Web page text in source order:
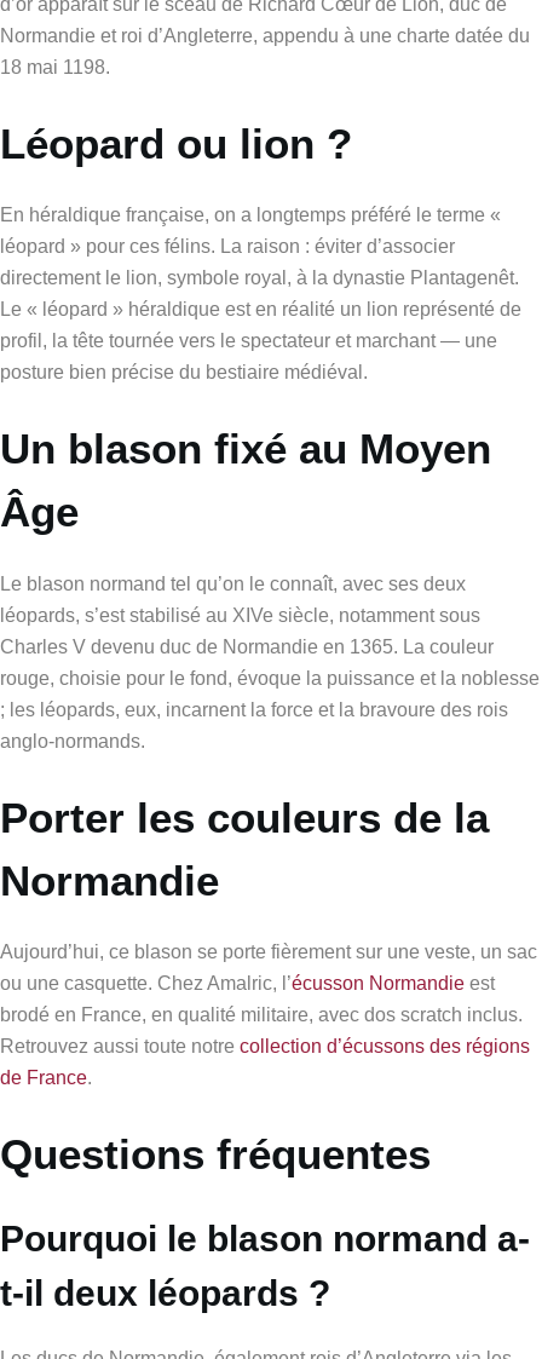
Normandie et roi d’Angleterre, appendu à une charte datée du
18 mai 1198.
Léopard ou lion ?
En héraldique française, on a longtemps préféré le terme «
léopard » pour ces félins. La raison : éviter d’associer
directement le lion, symbole royal, à la dynastie Plantagenêt.
Le « léopard » héraldique est en réalité un lion représenté de
profil, la tête tournée vers le spectateur et marchant — une
posture bien précise du bestiaire médiéval.
Un blason fixé au Moyen
Âge
Le blason normand tel qu’on le connaît, avec ses deux
léopards, s’est stabilisé au XIVe siècle, notamment sous
Charles V devenu duc de Normandie en 1365. La couleur
rouge, choisie pour le fond, évoque la puissance et la noblesse
; les léopards, eux, incarnent la force et la bravoure des rois
anglo-normands.
Porter les couleurs de la
Normandie
Aujourd’hui, ce blason se porte fièrement sur une veste, un sac
ou une casquette. Chez Amalric, l’écusson Normandie est
brodé en France, en qualité militaire, avec dos scratch inclus.
Retrouvez aussi toute notre collection d’écussons des régions
de France.
Questions fréquentes
Pourquoi le blason normand a-
t-il deux léopards ?